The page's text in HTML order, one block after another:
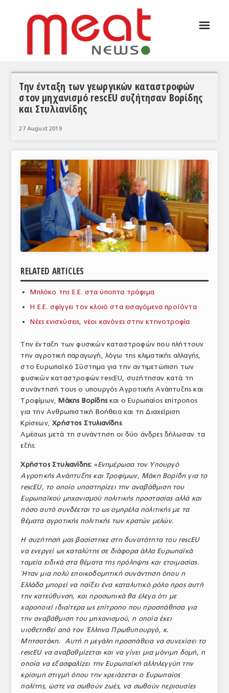
ΣΥΝΕΝΤΕΥΞΕΙΣ
ΚΟΣΜΟΣ
ΕΙΔΗΣΕΙΣ
ΕΥΡΩΠΑΪΚΕΣ ΑΠΟΦΑΣΕΙΣ
ΘΕΜΑΤΑ
ΑΝΑΛΥΣΕΙΣ
ΣΦΑΓΕΙΑ
ΠΡΩΤΕΣ ΥΛΕΣ
ΕΞΟΠΛΙΣΜΟΣ
ΥΠΗΡΕΣΙΕΣ
ΕΜΠΟΡΙΚΟΙ ΑΝΤΙΠΡΟΣΩΠΟΙ
ΕΛΛΗΝΙΚΗ ΝΟΜΟΘΕΣΙΑ
ΕΥΡΩΠΑΪΚΗ ΝΟΜΟΘΕΣΙΑ
ΤΟ ΠΕΡΙΟΔΙΚΟ
Profile
ΑΡΧΕΙΟ ΤΕΥΧΩΝ
☰
Την ένταξη των γεωργικών καταστροφών
στον μηχανισμό rescEU συζήτησαν Βορίδης
και Στυλιανίδης
27 August 2019
RELATED ARTICLES
Μπλόκο της Ε.Ε. στα ύποπτα τρόφιμα
Η Ε.Ε. σφίγγει τον κλοιό στα εισαγόμενα προϊόντα
Νέες ενισχύσεις, νέοι κανόνες στην κτηνοτροφία
Την ένταξη των φυσικών καταστροφών που πλήττουν
την αγροτική παραγωγή, λόγω της κλιματικής αλλαγής,
στο Ευρωπαϊκό Σύστημα για την αντιμετώπιση των
φυσικών καταστροφών rescEU, συζήτησαν κατά τη
συνάντησή τους ο υπουργός Αγροτικής Ανάπτυξης και
Τροφίμων, Μάκης Βορίδηςκαι ο Ευρωπαίος επίτροπος
για την Ανθρωπιστική Βοήθεια και τη Διαχείριση
Κρίσεων,Χρήστος Στυλιανίδης.
Αμέσως μετά τη συνάντηση οι δύο άνδρες δήλωσαν τα
εξής:
Χρήστος Στυλιανίδης: «Ενημέρωσα τον Υπουργό
Αγροτικής Ανάπτυξης και Τροφίμων, Μάκη Βορίδη για το
rescEU, το οποίο υποστηρίζει την αναβάθμιση του
Ευρωπαϊκού μηχανισμού πολιτικής προστασίας αλλά και
πόσο αυτό συνδέεται το ως ομπρέλα πολιτικής με τα
θέματα αγροτικής πολιτικής των κρατών μελών.
Η συζήτησή μας βασίστηκε στη δυνατότητα του rescEU
να ενεργεί ως καταλύτης σε διάφορα άλλα Ευρωπαϊκά
ταμεία ειδικά στα θέματα της πρόληψης και ετοιμασίας.
Ήταν μια πολύ εποικοδομητική συνάντηση όπου η
Ελλάδα μπορεί να παίξει ένα καταλυτικό ρόλο προς αυτή
την κατεύθυνση, και προσωπικά θα έλεγα ότι με
χαροποιεί ιδιαίτερα ως επίτροπο που προσπάθησα για
την αναβάθμιση του μηχανισμού, η οποία έχει
υιοθετηθεί από τον Έλληνα Πρωθυπουργό, κ.
Μητσοτάκη. Αυτή η μεγάλη προσπάθεια να συνεχίσει το
rescEUνα αναβαθμίζεται και να γίνει μια μόνιμη δομή, η
οποία να εξασφαλίζει την Ευρωπαϊκή αλληλεγγύη την
κρίσιμη στιγμή όπου την χρειάζεται ο Ευρωπαίος
πολίτης, ώστε να σωθούν ζωές, να σωθούν περιουσίες